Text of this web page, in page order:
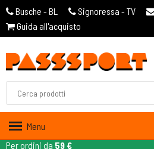
Busche - BL Signoressa - TV
Guida all'acquisto
Menu
Per ordini da 59 €